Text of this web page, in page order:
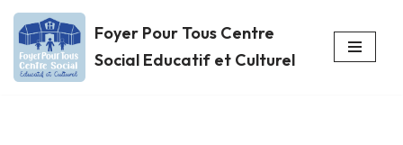
Aller
au
Foyer Pour Tous Centre
Social Educatif et Culturel